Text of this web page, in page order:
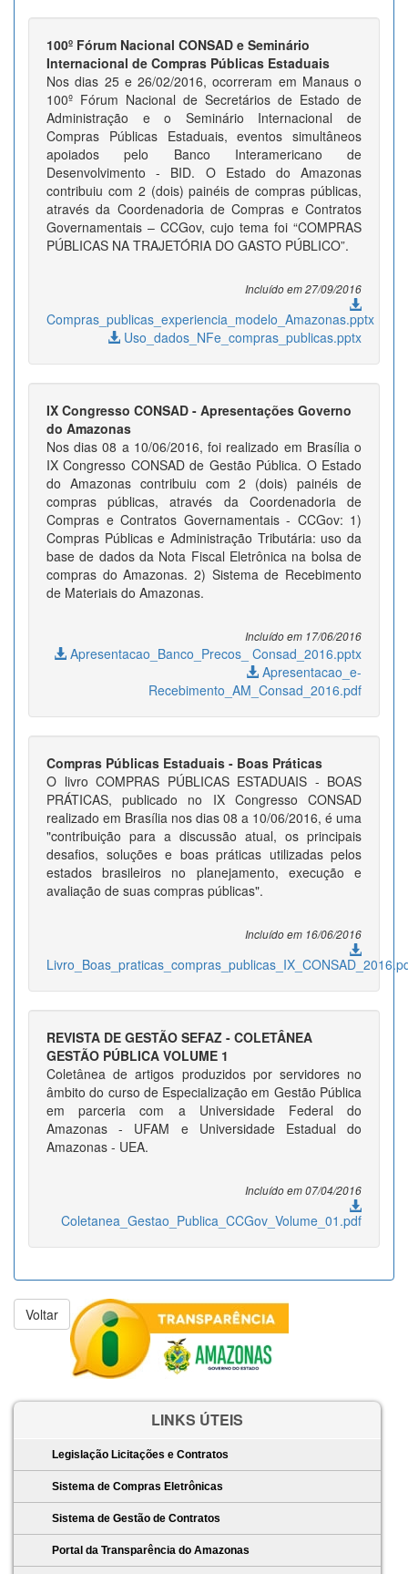
100º Fórum Nacional CONSAD e Seminário
Internacional de Compras Públicas Estaduais
Nos dias 25 e 26/02/2016, ocorreram em Manaus o
100º Fórum Nacional de Secretários de Estado de
Administração e o Seminário Internacional de
Compras Públicas Estaduais, eventos simultâneos
apoiados pelo Banco Interamericano de
Desenvolvimento - BID. O Estado do Amazonas
contribuiu com 2 (dois) painéis de compras públicas,
através da Coordenadoria de Compras e Contratos
Governamentais – CCGov, cujo tema foi “COMPRAS
PÚBLICAS NA TRAJETÓRIA DO GASTO PÚBLICO”.
Incluído em 27/09/2016
Compras_publicas_experiencia_modelo_Amazonas.pptx
Uso_dados_NFe_compras_publicas.pptx
IX Congresso CONSAD - Apresentações Governo
do Amazonas
Nos dias 08 a 10/06/2016, foi realizado em Brasília o
IX Congresso CONSAD de Gestão Pública. O Estado
do Amazonas contribuiu com 2 (dois) painéis de
compras públicas, através da Coordenadoria de
Compras e Contratos Governamentais - CCGov: 1)
Compras Públicas e Administração Tributária: uso da
base de dados da Nota Fiscal Eletrônica na bolsa de
compras do Amazonas. 2) Sistema de Recebimento
de Materiais do Amazonas.
Incluído em 17/06/2016
Apresentacao_Banco_Precos_ Consad_2016.pptx
Apresentacao_e-
Recebimento_AM_Consad_2016.pdf
Compras Públicas Estaduais - Boas Práticas
O livro COMPRAS PÚBLICAS ESTADUAIS - BOAS
PRÁTICAS, publicado no IX Congresso CONSAD
realizado em Brasília nos dias 08 a 10/06/2016, é uma
"contribuição para a discussão atual, os principais
desafios, soluções e boas práticas utilizadas pelos
estados brasileiros no planejamento, execução e
avaliação de suas compras públicas".
Incluído em 16/06/2016
REVISTA DE GESTÃO SEFAZ - COLETÂNEA
GESTÃO PÚBLICA VOLUME 1
Coletânea de artigos produzidos por servidores no
âmbito do curso de Especialização em Gestão Pública
em parceria com a Universidade Federal do
Amazonas - UFAM e Universidade Estadual do
Amazonas - UEA.
Incluído em 07/04/2016
Coletanea_Gestao_Publica_CCGov_Volume_01.pdf
LINKS ÚTEIS
Legislação Licitações e Contratos
Sistema de Compras Eletrônicas
Sistema de Gestão de Contratos
Portal da Transparência do Amazonas